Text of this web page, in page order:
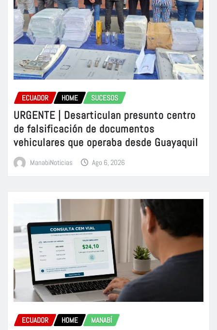
ECUADOR HOME SUCESOS
URGENTE | Desarticulan presunto centro
de falsificación de documentos
vehiculares que operaba desde Guayaquil
ManabiNoticias Ago 6, 2026
ECUADOR HOME MANABÍ